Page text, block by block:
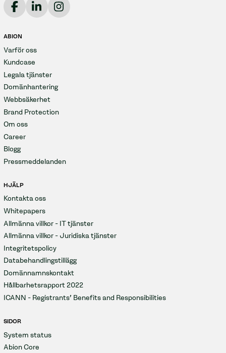
ABION
Varför oss
Kundcase
Legala tjänster
Domänhantering
Webbsäkerhet
Brand Protection
Om oss
Career
Blogg
Pressmeddelanden
HJÄLP
Kontakta oss
Whitepapers
Allmänna villkor - IT tjänster
Allmänna villkor - Juridiska tjänster
Integritetspolicy
Databehandlingstillägg
Domännamnskontakt
Hållbarhetsrapport 2022
ICANN - Registrants' Benefits and Responsibilities
SIDOR
System status
Abion Core